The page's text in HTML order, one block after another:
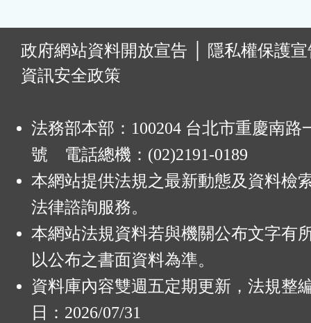
政府網站資料開放宣告
隱私權保護
資訊安全政策
法務部本部：100204 台北市重慶南路
號 電話總機：(02)2191-0189
本網站提供法規之最新動態及資料檢
法律諮詢服務。
本網站法規資料若與機關公布文字有
以公布之書面資料為準。
資料庫內容雙週五定期更新，法規整
日：2026/07/31